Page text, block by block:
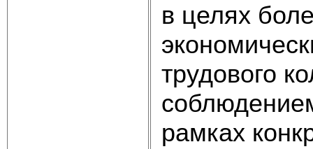
в целях
трудового
рамках